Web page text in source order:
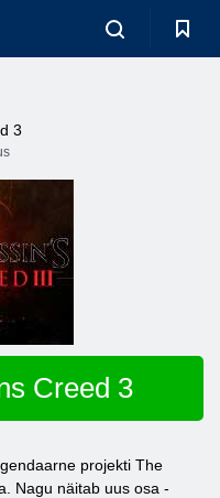
3
Creed 3
projekti The
Nagu näitab uus osa -